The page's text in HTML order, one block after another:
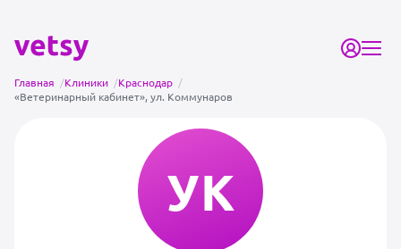
Главная /Клиники /Краснодар /
«Ветеринарный кабинет», ул. Коммунаров
УК